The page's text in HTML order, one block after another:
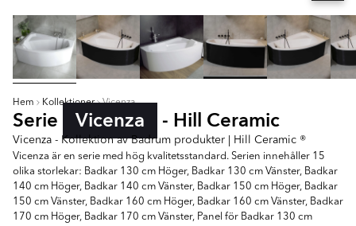
Hem Kollektioner Vicenza
Serie Vicenza - Hill Ceramic
Vicenza - Kollektion av Badrum produkter | Hill Ceramic ®
Vicenza är en serie med hög kvalitetsstandard. Serien innehåller 15
olika storlekar: Badkar 130 cm Höger, Badkar 130 cm Vänster, Badkar
140 cm Höger, Badkar 140 cm Vänster, Badkar 150 cm Höger, Badkar
150 cm Vänster, Badkar 160 cm Höger, Badkar 160 cm Vänster, Badkar
170 cm Höger, Badkar 170 cm Vänster, Panel för Badkar 130 cm